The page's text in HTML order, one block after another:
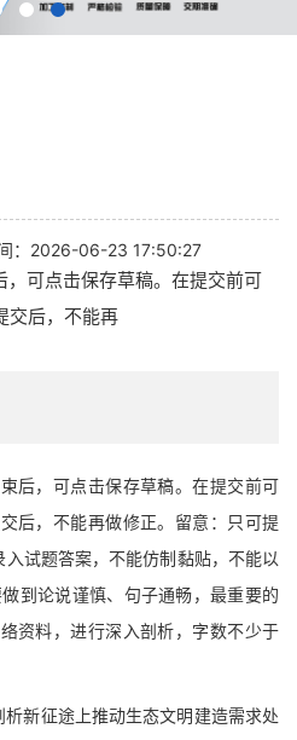
：2026-06-23 17:50:27
，可点击保存草稿。在提交前可
交后，不能再
，可点击保存草稿。在提交前可
后，不能再做修正。留意：只可提
试题答案，不能仿制黏贴，不能以
到论说谨慎、句子通畅，最重要的
资料，进行深入剖析，字数不少于
征途上推动生态文明建造需求处